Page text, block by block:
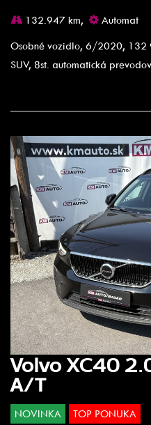
132.947 km,
Automat
Osobné vozidlo, 6/2020, 132
SUV, 8st. automatická
Volvo XC40
A/T
NOVINKA TOP PONUKA